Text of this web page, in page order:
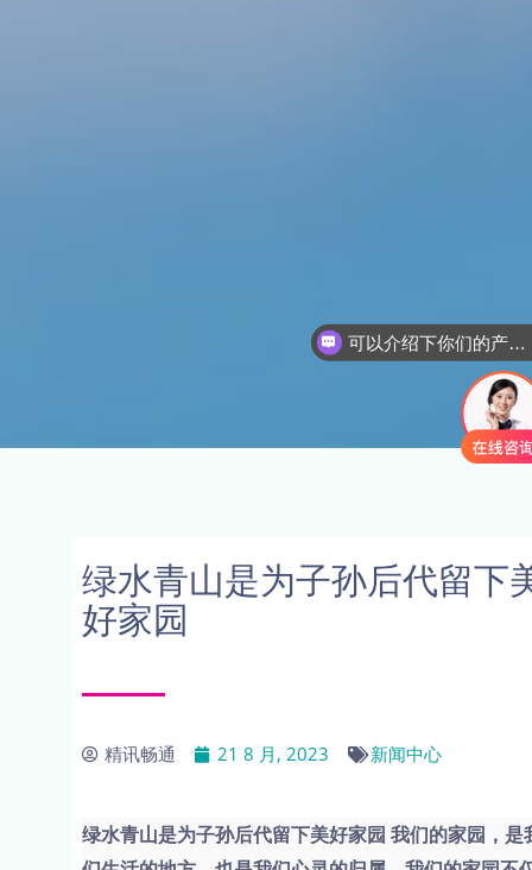
绿水青山是为子孙后代留下
好家园
精讯畅通 21 8 月, 2023 新闻中心
绿水青山是为子孙后代留下美好家园 我们的家园，是
可以介绍下你们的产品么